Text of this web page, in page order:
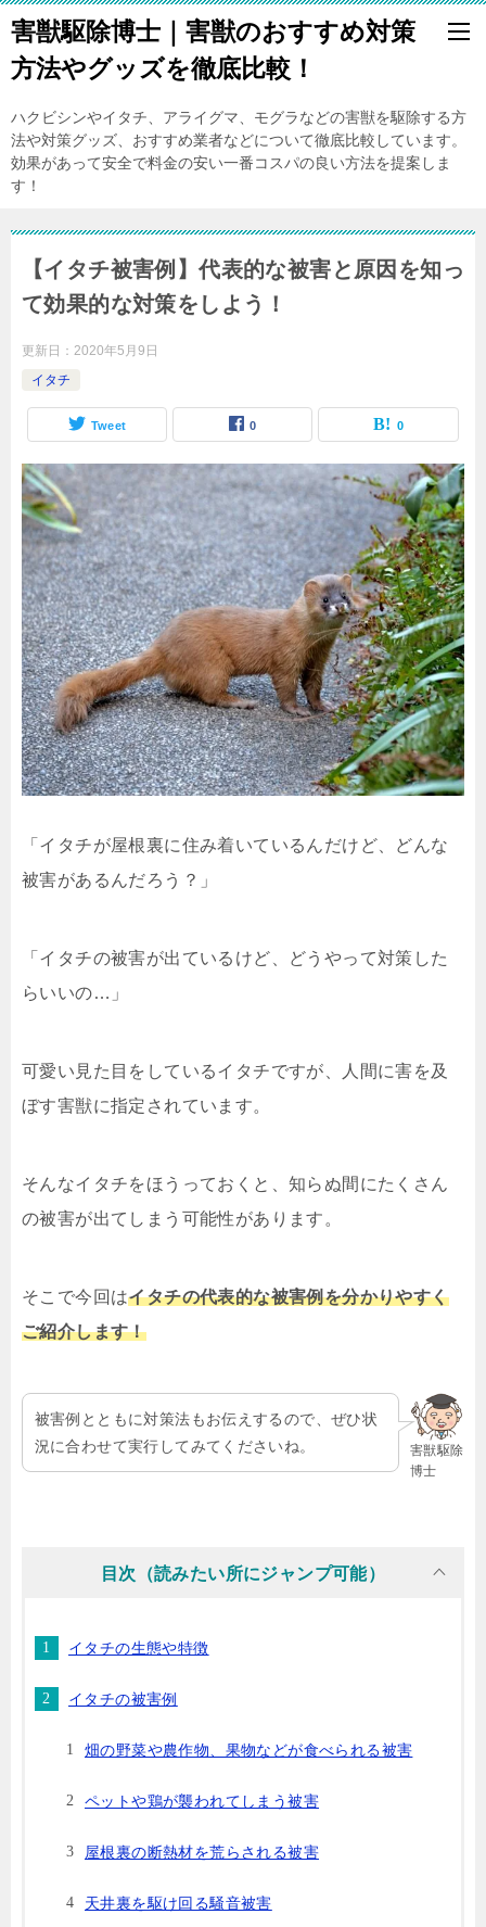
害獣駆除博士｜害獣のおすすめ対策
方法やグッズを徹底比較！
ハクビシンやイタチ、アライグマ、モグラなどの害獣を駆除する方
法や対策グッズ、おすすめ業者などについて徹底比較しています。
効果があって安全で料金の安い一番コスパの良い方法を提案しま
す！
【イタチ被害例】代表的な被害と原因を知っ
て効果的な対策をしよう！
更新日： 2020年5月9日
イタチ
Tweet 0 0
「イタチが屋根裏に住み着いているんだけど、どんな
被害があるんだろう？」
「イタチの被害が出ているけど、どうやって対策した
らいいの…」
可愛い見た目をしているイタチですが、人間に害を及
ぼす害獣に指定されています。
そんなイタチをほうっておくと、知らぬ間にたくさん
の被害が出てしまう可能性があります。
そこで今回はイタチの代表的な被害例を分かりやすく
ご紹介します！
害獣駆除
博士
被害例とともに対策法もお伝えするので、ぜひ状
況に合わせて実行してみてくださいね。
目次（読みたい所にジャンプ可能）
イタチの生態や特徴
イタチの被害例
畑の野菜や農作物、果物などが食べられる被害
ペットや鶏が襲われてしまう被害
屋根裏の断熱材を荒らされる被害
天井裏を駆け回る騒音被害